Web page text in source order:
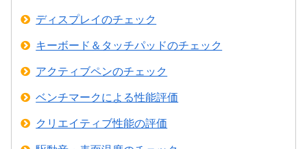
ディスプレイのチェック
キーボード＆タッチパッドのチェック
アクティブペンのチェック
ベンチマークによる性能評価
クリエイティブ性能の評価